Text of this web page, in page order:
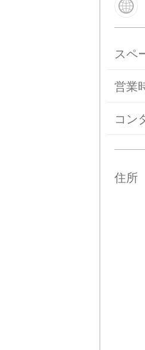
スペ
営業
コン
住所